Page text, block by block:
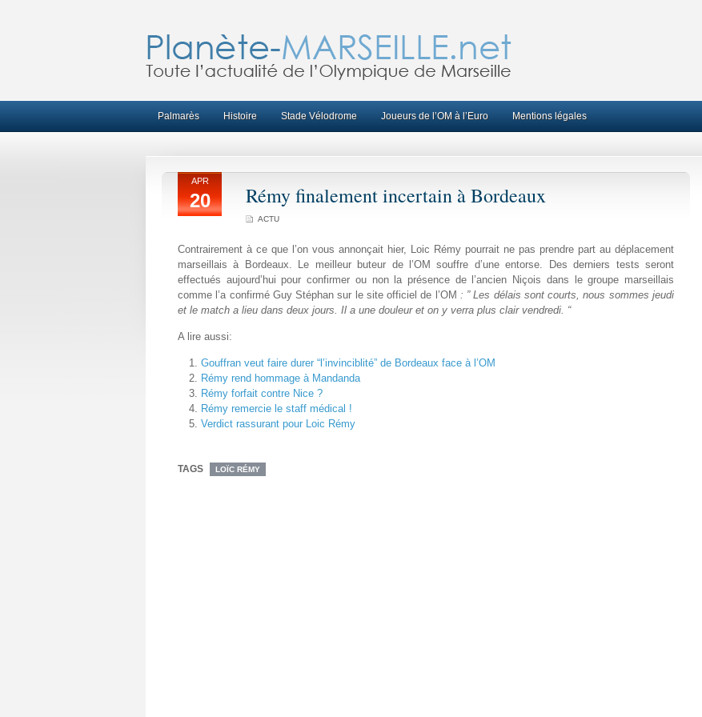
Palmarès Histoire Stade Vélodrome Joueurs de l’OM à l’Euro Mentions légales
APR
20 Rémy finalement incertain à Bordeaux
ACTU
Contrairement à ce que l’on vous annonçait hier, Loic Rémy pourrait ne pas prendre part au déplacement
marseillais à Bordeaux.
Le meilleur buteur de l’OM souffre d’une entorse. Des derniers tests seront
effectués aujourd’hui pour confirmer ou non la présence de l’ancien Niçois dans le groupe marseillais
comme l’a confirmé Guy Stéphan sur le site officiel de l’OM : ” Les délais sont courts, nous sommes jeudi
et le match a lieu dans deux jours. Il a une douleur et on y verra plus clair vendredi. “
A lire aussi:
Gouffran veut faire durer “l’invinciblité” de Bordeaux face à l’OM
Rémy rend hommage à Mandanda
Rémy forfait contre Nice ?
Rémy remercie le staff médical !
Verdict rassurant pour Loic Rémy
TAGS LOÏC RÉMY